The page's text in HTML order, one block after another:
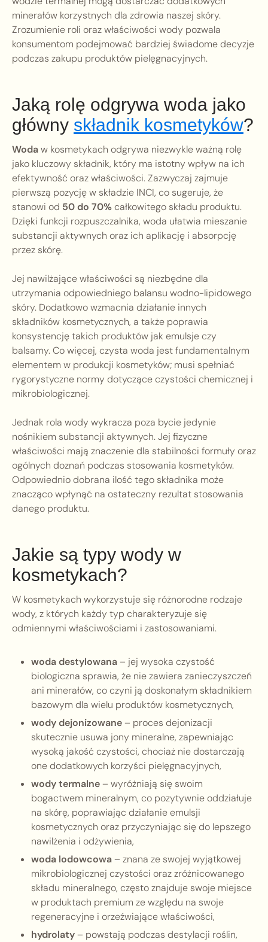
minerałów korzystnych dla zdrowia naszej skóry.
Zrozumienie roli oraz właściwości wody pozwala
konsumentom podejmować bardziej świadome decyzje
podczas zakupu produktów pielęgnacyjnych.
Jaką rolę odgrywa woda jako
główny składnik kosmetyków?
Wodaw kosmetykach odgrywa niezwykle ważną rolę
jako kluczowy składnik, który ma istotny wpływ na ich
efektywność oraz właściwości. Zazwyczaj zajmuje
pierwszą pozycję w składzie INCI, co sugeruje, że
stanowi od 50 do 70%całkowitego składu produktu.
Dzięki funkcji rozpuszczalnika, woda ułatwia mieszanie
substancji aktywnych oraz ich aplikację i absorpcję
przez skórę.
Jej nawilżające właściwości są niezbędne dla
utrzymania odpowiedniego balansu wodno-lipidowego
skóry. Dodatkowo wzmacnia działanie innych
składników kosmetycznych, a także poprawia
konsystencję takich produktów jak emulsje czy
balsamy. Co więcej, czysta woda jest fundamentalnym
elementem w produkcji kosmetyków; musi spełniać
rygorystyczne normy dotyczące czystości chemicznej i
mikrobiologicznej.
Jednak rola wody wykracza poza bycie jedynie
nośnikiem substancji aktywnych. Jej fizyczne
właściwości mają znaczenie dla stabilności formuły oraz
ogólnych doznań podczas stosowania kosmetyków.
Odpowiednio dobrana ilość tego składnika może
znacząco wpłynąć na ostateczny rezultat stosowania
danego produktu.
Jakie są typy wody w
kosmetykach?
W kosmetykach wykorzystuje się różnorodne rodzaje
wody, z których każdy typ charakteryzuje się
odmiennymi właściwościami i zastosowaniami.
woda destylowana– jej wysoka czystość
biologiczna sprawia, że nie zawiera zanieczyszczeń
ani minerałów, co czyni ją doskonałym składnikiem
bazowym dla wielu produktów kosmetycznych,
wody dejonizowane– proces dejonizacji
skutecznie usuwa jony mineralne, zapewniając
wysoką jakość czystości, chociaż nie dostarczają
one dodatkowych korzyści pielęgnacyjnych,
wody termalne– wyróżniają się swoim
bogactwem mineralnym, co pozytywnie oddziałuje
na skórę, poprawiając działanie emulsji
kosmetycznych oraz przyczyniając się do lepszego
nawilżenia i odżywienia,
woda lodowcowa– znana ze swojej wyjątkowej
mikrobiologicznej czystości oraz zróżnicowanego
składu mineralnego, często znajduje swoje miejsce
w produktach premium ze względu na swoje
regeneracyjne i orzeźwiające właściwości,
hydrolaty– powstają podczas destylacji roślin,